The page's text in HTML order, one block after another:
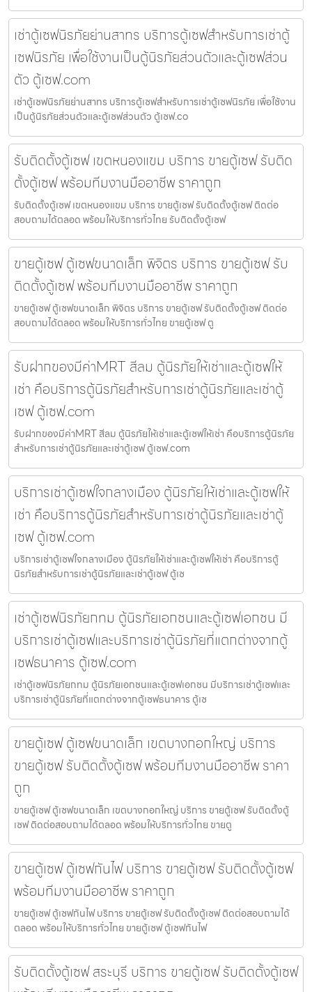
เช่าตู้เซฟนิรภัยย่านสาทร บริการตู้เซฟสำหรับการเช่าตู้
เซฟนิรภัย เพื่อใช้งานเป็นตู้นิรภัยส่วนตัวและตู้เซฟส่วน
ตัว ตู้เซฟ.com
เช่าตู้เซฟนิรภัยย่านสาทร บริการตู้เซฟสำหรับการเช่าตู้เซฟนิรภัย เพื่อใช้งาน
เป็นตู้นิรภัยส่วนตัวและตู้เซฟส่วนตัว ตู้เซฟ.co
รับติดตั้งตู้เซฟ เขตหนองแขม บริการ ขายตู้เซฟ รับติด
ตั้งตู้เซฟ พร้อมทีมงานมืออาชีพ ราคาถูก
รับติดตั้งตู้เซฟ เขตหนองแขม บริการ ขายตู้เซฟ รับติดตั้งตู้เซฟ ติดต่อ
สอบถามได้ตลอด พร้อมให้บริการทั่วไทย รับติดตั้งตู้เซฟ
ขายตู้เซฟ ตู้เซฟขนาดเล็ก พิจิตร บริการ ขายตู้เซฟ รับ
ติดตั้งตู้เซฟ พร้อมทีมงานมืออาชีพ ราคาถูก
ขายตู้เซฟ ตู้เซฟขนาดเล็ก พิจิตร บริการ ขายตู้เซฟ รับติดตั้งตู้เซฟ ติดต่อ
สอบถามได้ตลอด พร้อมให้บริการทั่วไทย ขายตู้เซฟ ตู
รับฝากของมีค่าMRT สีลม ตู้นิรภัยให้เช่าและตู้เซฟให้
เช่า คือบริการตู้นิรภัยสำหรับการเช่าตู้นิรภัยและเช่าตู้
เซฟ ตู้เซฟ.com
รับฝากของมีค่าMRT สีลม ตู้นิรภัยให้เช่าและตู้เซฟให้เช่า คือบริการตู้นิรภัย
สำหรับการเช่าตู้นิรภัยและเช่าตู้เซฟ ตู้เซฟ.com
บริการเช่าตู้เซฟใจกลางเมือง ตู้นิรภัยให้เช่าและตู้เซฟให้
เช่า คือบริการตู้นิรภัยสำหรับการเช่าตู้นิรภัยและเช่าตู้
เซฟ ตู้เซฟ.com
บริการเช่าตู้เซฟใจกลางเมือง ตู้นิรภัยให้เช่าและตู้เซฟให้เช่า คือบริการตู้
นิรภัยสำหรับการเช่าตู้นิรภัยและเช่าตู้เซฟ ตู้เซ
เช่าตู้เซฟนิรภัยกทม ตู้นิรภัยเอกชนและตู้เซฟเอกชน มี
บริการเช่าตู้เซฟและบริการเช่าตู้นิรภัยที่แตกต่างจากตู้
เซฟธนาคาร ตู้เซฟ.com
เช่าตู้เซฟนิรภัยกทม ตู้นิรภัยเอกชนและตู้เซฟเอกชน มีบริการเช่าตู้เซฟและ
บริการเช่าตู้นิรภัยที่แตกต่างจากตู้เซฟธนาคาร ตู้เซ
ขายตู้เซฟ ตู้เซฟขนาดเล็ก เขตบางกอกใหญ่ บริการ
ขายตู้เซฟ รับติดตั้งตู้เซฟ พร้อมทีมงานมืออาชีพ ราคา
ถูก
ขายตู้เซฟ ตู้เซฟขนาดเล็ก เขตบางกอกใหญ่ บริการ ขายตู้เซฟ รับติดตั้งตู้
เซฟ ติดต่อสอบถามได้ตลอด พร้อมให้บริการทั่วไทย ขายตู
ขายตู้เซฟ ตู้เซฟกันไฟ บริการ ขายตู้เซฟ รับติดตั้งตู้เซฟ
พร้อมทีมงานมืออาชีพ ราคาถูก
ขายตู้เซฟ ตู้เซฟกันไฟ บริการ ขายตู้เซฟ รับติดตั้งตู้เซฟ ติดต่อสอบถามได้
ตลอด พร้อมให้บริการทั่วไทย ขายตู้เซฟ ตู้เซฟกันไฟ
รับติดตั้งตู้เซฟ สระบุรี บริการ ขายตู้เซฟ รับติดตั้งตู้เซฟ